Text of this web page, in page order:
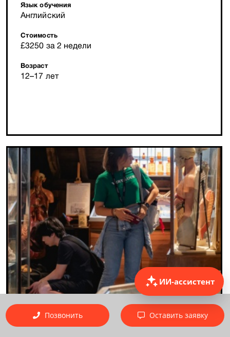
Язык обучения
Английский
Стоимость
£3250 за 2 недели
Возраст
12–17 лет
Погружение в профессию в
Позвонить Оставить заявку
ИИ-ассистент